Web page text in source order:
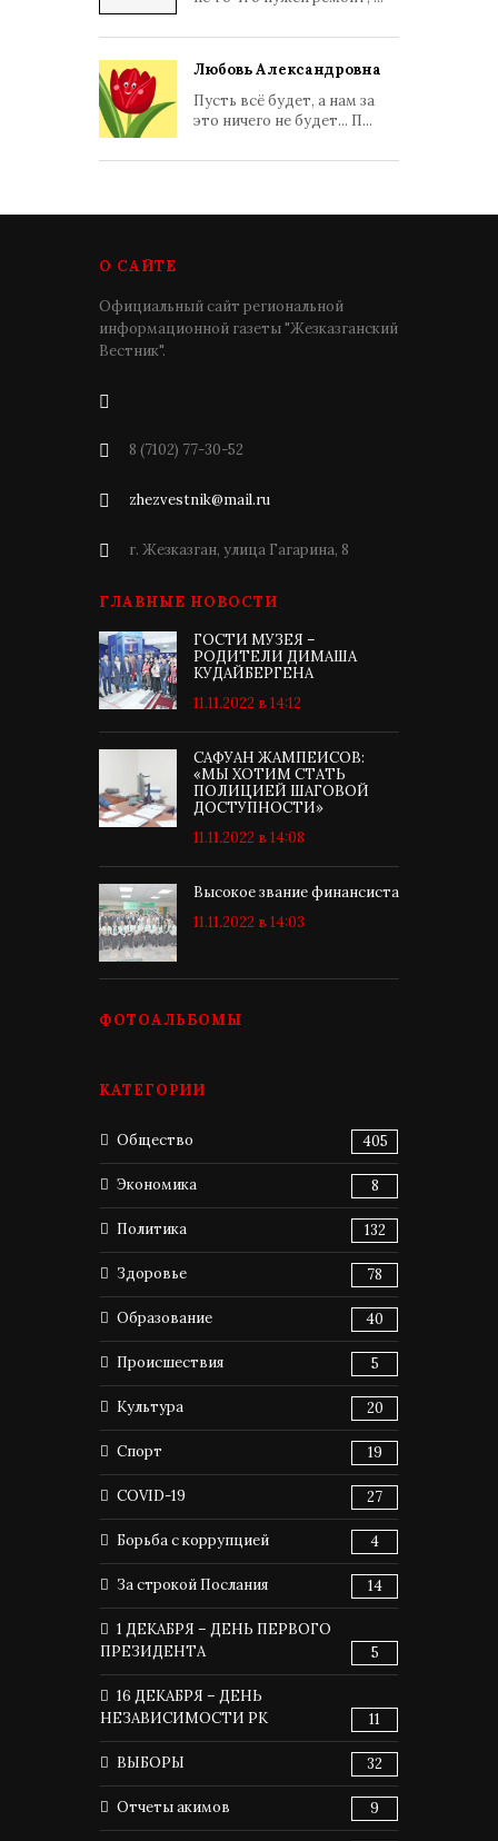
Любовь Александровна
Пусть всё будет, а нам за
это ничего не будет... П...
О САЙТЕ
Официальный сайт региональной
информационной газеты "Жезказганский
Вестник".
8 (7102) 77-30-52
zhezvestnik@mail.ru
г. Жезказган, улица Гагарина, 8
ГЛАВНЫЕ НОВОСТИ
ГОСТИ МУЗЕЯ –
РОДИТЕЛИ ДИМАША
КУДАЙБЕРГЕНА
11.11.2022 в 14:12
САФУАН ЖАМПЕИСОВ:
«МЫ ХОТИМ СТАТЬ
ПОЛИЦИЕЙ ШАГОВОЙ
ДОСТУПНОСТИ»
11.11.2022 в 14:08
Высокое звание финансиста
11.11.2022 в 14:03
ФОТОАЛЬБОМЫ
КАТЕГОРИИ
Общество 405
Экономика 8
Политика 132
Здоровье 78
Образование 40
Происшествия 5
Культура 20
Спорт 19
COVID-19 27
Борьба с коррупцией 4
За строкой Послания 14
1 ДЕКАБРЯ – ДЕНЬ ПЕРВОГО
ПРЕЗИДЕНТА
5
16 ДЕКАБРЯ – ДЕНЬ
НЕЗАВИСИМОСТИ РК
11
ВЫБОРЫ 32
Отчеты акимов 9